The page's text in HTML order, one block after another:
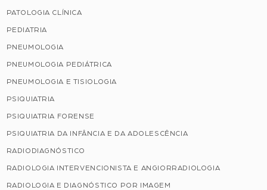
PATOLOGIA CLÍNICA
PEDIATRIA
PNEUMOLOGIA
PNEUMOLOGIA PEDIÁTRICA
PNEUMOLOGIA E TISIOLOGIA
PSIQUIATRIA
PSIQUIATRIA FORENSE
PSIQUIATRIA DA INFÂNCIA E DA ADOLESCÊNCIA
RADIODIAGNÓSTICO
RADIOLOGIA INTERVENCIONISTA E ANGIORRADIOLOGIA
RADIOLOGIA E DIAGNÓSTICO POR IMAGEM